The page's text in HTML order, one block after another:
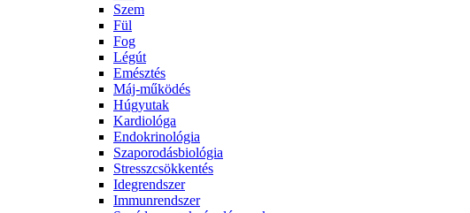
Szem
Fül
Fog
Légút
Emésztés
Máj-működés
Húgyutak
Kardiológa
Endokrinológia
Szaporodásbiológia
Stresszcsökkentés
Idegrendszer
Immunrendszer